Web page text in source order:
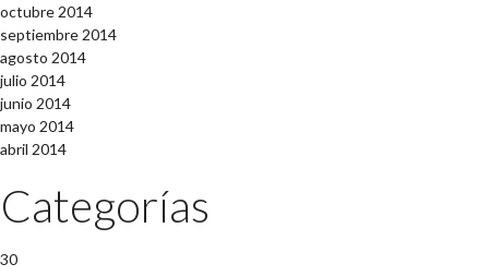
octubre 2014
septiembre 2014
agosto 2014
julio 2014
junio 2014
mayo 2014
abril 2014
Categorías
30